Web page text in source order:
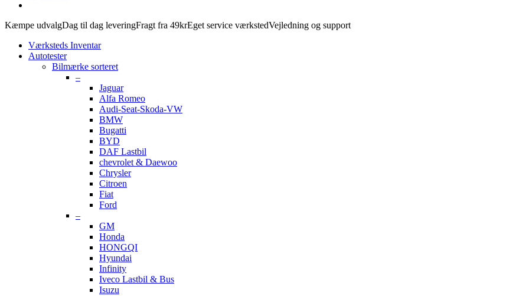
Kæmpe udvalgDag til dag leveringFragt fra 49krEget service værkstedVejledning og support
Værksteds Inventar
Autotester
Bilmærke sorteret
–
Jaguar
Alfa Romeo
Audi-Seat-Skoda-VW
BMW
Bugatti
BYD
DAF Lastbil
chevrolet & Daewoo
Chrysler
Citroen
Fiat
Ford
–
GM
Honda
HONGQI
Hyundai
Infinity
Iveco Lastbil & Bus
Isuzu